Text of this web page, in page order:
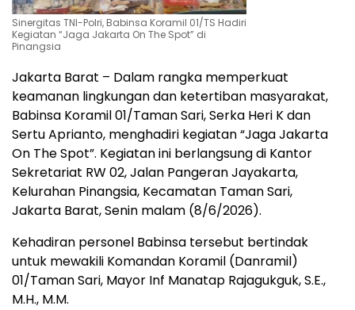
Sinergitas TNI-Polri, Babinsa Koramil 01/TS Hadiri
Kegiatan “Jaga Jakarta On The Spot” di
Pinangsia
Jakarta Barat – Dalam rangka memperkuat
keamanan lingkungan dan ketertiban masyarakat,
Babinsa Koramil 01/Taman Sari, Serka Heri K dan
Sertu Aprianto, menghadiri kegiatan “Jaga Jakarta
On The Spot”. Kegiatan ini berlangsung di Kantor
Sekretariat RW 02, Jalan Pangeran Jayakarta,
Kelurahan Pinangsia, Kecamatan Taman Sari,
Jakarta Barat, Senin malam (8/6/2026).
Kehadiran personel Babinsa tersebut bertindak
untuk mewakili Komandan Koramil (Danramil)
01/Taman Sari, Mayor Inf Manatap Rajagukguk, S.E.,
M.H., M.M.